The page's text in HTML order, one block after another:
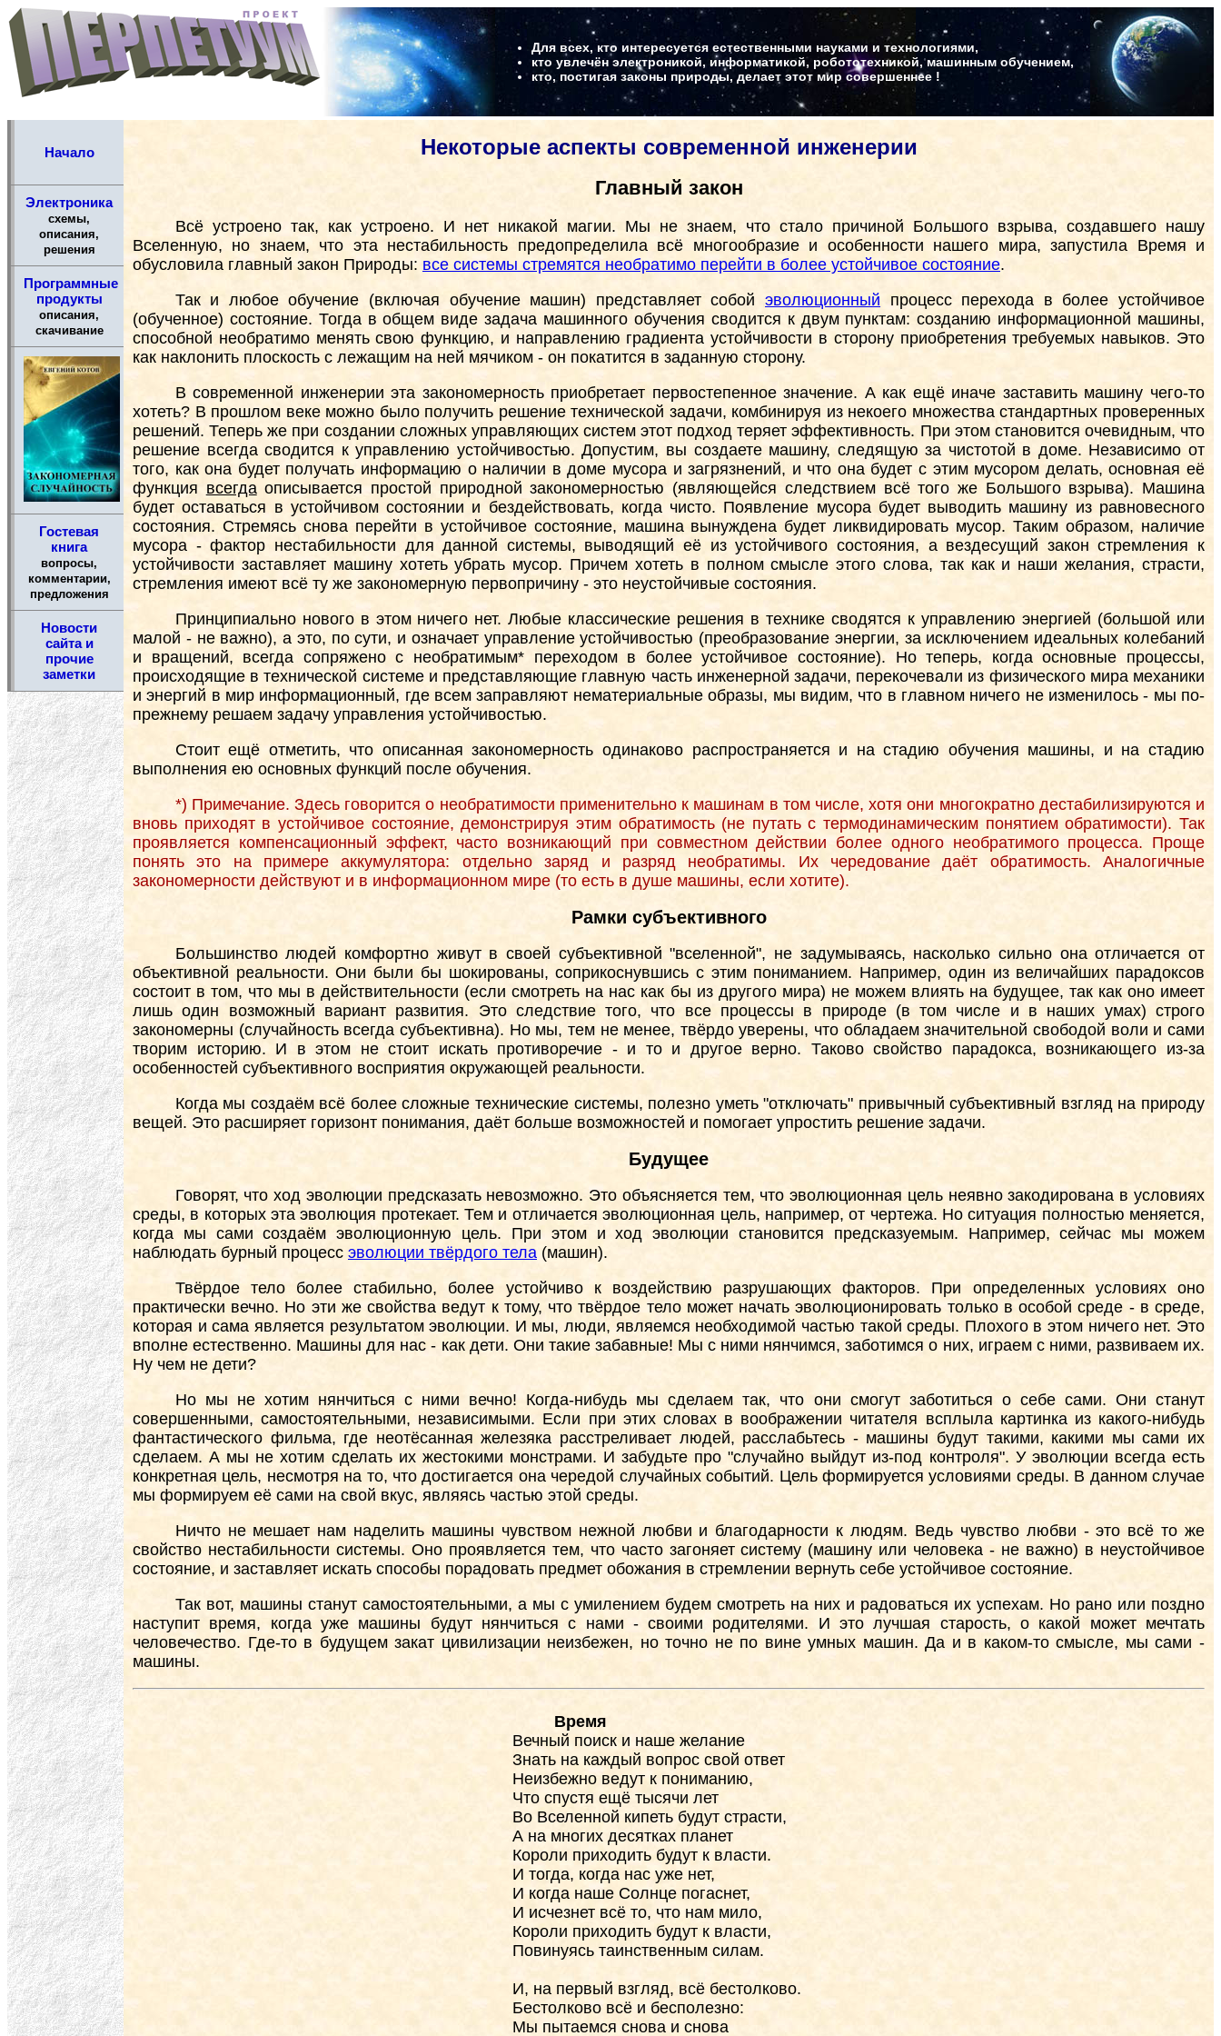
Для всех, кто интересуется естественными науками и технологиями,
кто увлечён электроникой, информатикой, робототехникой, машинным обучением,
кто, постигая законы природы, делает этот мир совершеннее !
Начало
Электроника
схемы,
описания,
решения
Программные
продукты
описания,
скачивание
Гостевая
книга
вопросы,
комментарии,
предложения
Новости
сайта и
прочие
заметки
Некоторые аспекты современной инженерии
Главный закон
Всё устроено так, как устроено. И нет никакой магии. Мы не знаем, что стало причиной Большого взрыва, создавшего нашу
Вселенную, но знаем, что эта нестабильность предопределила всё многообразие и особенности нашего мира, запустила Время и
обусловила главный закон Природы: все системы стремятся необратимо перейти в более устойчивое состояние.
Так и любое обучение (включая обучение машин) представляет собойэволюционный процесс перехода в более устойчивое
(обученное) состояние. Тогда в общем виде задача машинного обучения сводится к двум пунктам: созданию информационной машины,
способной необратимо менять свою функцию, и направлению градиента устойчивости в сторону приобретения требуемых навыков. Это
как наклонить плоскость с лежащим на ней мячиком - он покатится в заданную сторону.
В современной инженерии эта закономерность приобретает первостепенное значение. А как ещё иначе заставить машину чего-то
хотеть? В прошлом веке можно было получить решение технической задачи, комбинируя из некоего множества стандартных проверенных
решений. Теперь же при создании сложных управляющих систем этот подход теряет эффективность. При этом становится очевидным, что
решение всегда сводится к управлению устойчивостью. Допустим, вы создаете машину, следящую за чистотой в доме. Независимо от
того, как она будет получать информацию о наличии в доме мусора и загрязнений, и что она будет с этим мусором делать, основная её
функция всегдаописывается простой природной закономерностью (являющейся следствием всё того же Большого взрыва). Машина
будет оставаться в устойчивом состоянии и бездействовать, когда чисто. Появление мусора будет выводить машину из равновесного
состояния. Стремясь снова перейти в устойчивое состояние, машина вынуждена будет ликвидировать мусор. Таким образом, наличие
мусора - фактор нестабильности для данной системы, выводящий её из устойчивого состояния, а вездесущий закон стремления к
устойчивости заставляет машину хотеть убрать мусор. Причем хотеть в полном смысле этого слова, так как и наши желания, страсти,
стремления имеют всё ту же закономерную первопричину - это неустойчивые состояния.
Принципиально нового в этом ничего нет. Любые классические решения в технике сводятся к управлению энергией (большой или
малой - не важно), а это, по сути, и означает управление устойчивостью (преобразование энергии, за исключением идеальных колебаний
и вращений, всегда сопряжено с необратимым* переходом в более устойчивое состояние). Но теперь, когда основные процессы,
происходящие в технической системе и представляющие главную часть инженерной задачи, перекочевали из физического мира механики
и энергий в мир информационный, где всем заправляют нематериальные образы, мы видим, что в главном ничего не изменилось - мы по-
прежнему решаем задачу управления устойчивостью.
Стоит ещё отметить, что описанная закономерность одинаково распространяется и на стадию обучения машины, и на стадию
выполнения ею основных функций после обучения.
*) Примечание. Здесь говорится о необратимости применительно к машинам в том числе, хотя они многократно дестабилизируются и
вновь приходят в устойчивое состояние, демонстрируя этим обратимость (не путать с термодинамическим понятием обратимости). Так
проявляется компенсационный эффект, часто возникающий при совместном действии более одного необратимого процесса. Проще
понять это на примере аккумулятора: отдельно заряд и разряд необратимы. Их чередование даёт обратимость. Аналогичные
закономерности действуют и в информационном мире (то есть в душе машины, если хотите).
Рамки субъективного
Большинство людей комфортно живут в своей субъективной "вселенной", не задумываясь, насколько сильно она отличается от
объективной реальности. Они были бы шокированы, соприкоснувшись с этим пониманием. Например, один из величайших парадоксов
состоит в том, что мы в действительности (если смотреть на нас как бы из другого мира) не можем влиять на будущее, так как оно имеет
лишь один возможный вариант развития. Это следствие того, что все процессы в природе (в том числе и в наших умах) строго
закономерны (случайность всегда субъективна). Но мы, тем не менее, твёрдо уверены, что обладаем значительной свободой воли и сами
творим историю. И в этом не стоит искать противоречие - и то и другое верно. Таково свойство парадокса, возникающего из-за
особенностей субъективного восприятия окружающей реальности.
Когда мы создаём всё более сложные технические системы, полезно уметь "отключать" привычный субъективный взгляд на природу
вещей. Это расширяет горизонт понимания, даёт больше возможностей и помогает упростить решение задачи.
Будущее
Говорят, что ход эволюции предсказать невозможно. Это объясняется тем, что эволюционная цель неявно закодирована в условиях
среды, в которых эта эволюция протекает. Тем и отличается эволюционная цель, например, от чертежа. Но ситуация полностью меняется,
когда мы сами создаём эволюционную цель. При этом и ход эволюции становится предсказуемым. Например, сейчас мы можем
наблюдать бурный процесс эволюции твёрдого тела (машин).
Твёрдое тело более стабильно, более устойчиво к воздействию разрушающих факторов. При определенных условиях оно
практически вечно. Но эти же свойства ведут к тому, что твёрдое тело может начать эволюционировать только в особой среде - в среде,
которая и сама является результатом эволюции. И мы, люди, являемся необходимой частью такой среды. Плохого в этом ничего нет. Это
вполне естественно. Машины для нас - как дети. Они такие забавные! Мы с ними нянчимся, заботимся о них, играем с ними, развиваем их.
Ну чем не дети?
Но мы не хотим нянчиться с ними вечно! Когда-нибудь мы сделаем так, что они смогут заботиться о себе сами. Они станут
совершенными, самостоятельными, независимыми. Если при этих словах в воображении читателя всплыла картинка из какого-нибудь
фантастического фильма, где неотёсанная железяка расстреливает людей, расслабьтесь - машины будут такими, какими мы сами их
сделаем. А мы не хотим сделать их жестокими монстрами. И забудьте про "случайно выйдут из-под контроля". У эволюции всегда есть
конкретная цель, несмотря на то, что достигается она чередой случайных событий. Цель формируется условиями среды. В данном случае
мы формируем её сами на свой вкус, являясь частью этой среды.
Ничто не мешает нам наделить машины чувством нежной любви и благодарности к людям. Ведь чувство любви - это всё то же
свойство нестабильности системы. Оно проявляется тем, что часто загоняет систему (машину или человека - не важно) в неустойчивое
состояние, и заставляет искать способы порадовать предмет обожания в стремлении вернуть себе устойчивое состояние.
Так вот, машины станут самостоятельными, а мы с умилением будем смотреть на них и радоваться их успехам. Но рано или поздно
наступит время, когда уже машины будут нянчиться с нами - своими родителями. И это лучшая старость, о какой может мечтать
человечество. Где-то в будущем закат цивилизации неизбежен, но точно не по вине умных машин. Да и в каком-то смысле, мы сами -
машины.
Время
Вечный поиск и наше желание
Знать на каждый вопрос свой ответ
Неизбежно ведут к пониманию,
Что спустя ещё тысячи лет
Во Вселенной кипеть будут страсти,
А на многих десятках планет
Короли приходить будут к власти.
И тогда, когда нас уже нет,
И когда наше Солнце погаснет,
И исчезнет всё то, что нам мило,
Короли приходить будут к власти,
Повинуясь таинственным силам.
И, на первый взгляд, всё бестолково.
Бестолково всё и бесполезно:
Мы пытаемся снова и снова